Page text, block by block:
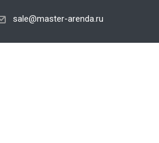
sale@master-arenda.ru